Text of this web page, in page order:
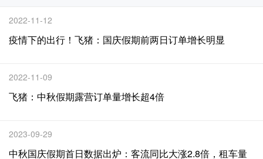
2022-11-12
疫情下的出行！飞猪：国庆假期前两日订单增长明显
2022-11-09
飞猪：中秋假期露营订单量增长超4倍
2023-09-29
中秋国庆假期首日数据出炉：客流同比大涨2.8倍，租车量